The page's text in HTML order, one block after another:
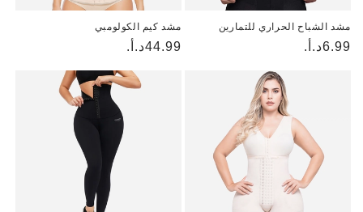
مشد الشباح الحراري للتمارين
السعر
6.99د.أ.
مشد كيم الكولومبي
السعر
44.99د.أ.